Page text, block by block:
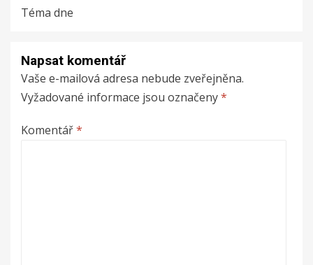
Téma dne
Napsat komentář
Vaše e-mailová adresa nebude zveřejněna.
Vyžadované informace jsou označeny*
Komentář*